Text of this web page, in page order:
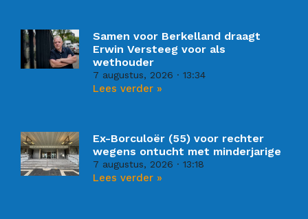
Samen voor Berkelland draagt
Erwin Versteeg voor als
wethouder
7 augustus, 2026 13:34
Lees verder »
Ex-Borculoër (55) voor rechter
wegens ontucht met minderjarige
7 augustus, 2026 13:18
Lees verder »